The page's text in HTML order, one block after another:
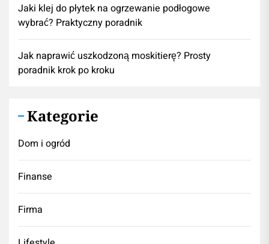
Jaki klej do płytek na ogrzewanie podłogowe
wybrać? Praktyczny poradnik
Jak naprawić uszkodzoną moskitierę? Prosty
poradnik krok po kroku
Kategorie
Dom i ogród
Finanse
Firma